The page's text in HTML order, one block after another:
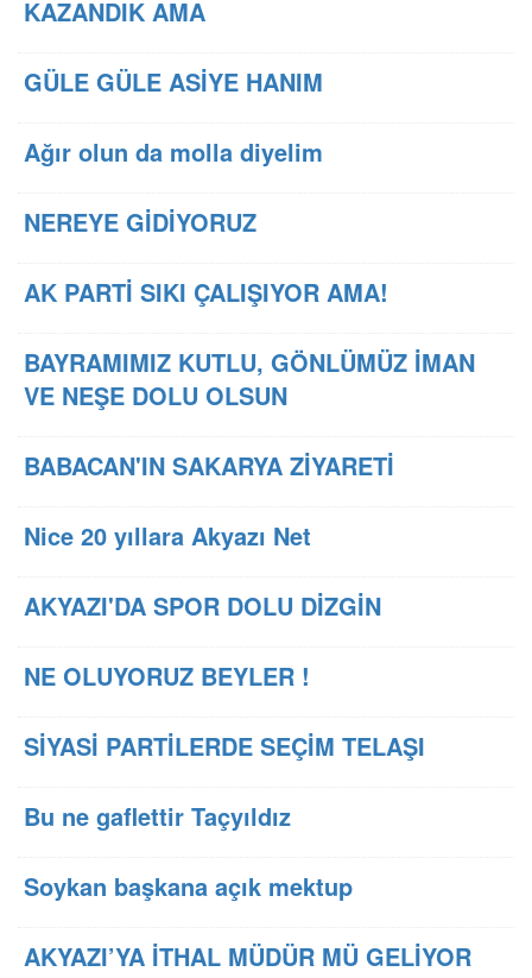
KAZANDIK AMA
GÜLE GÜLE ASİYE HANIM
Ağır olun da molla diyelim
NEREYE GİDİYORUZ
AK PARTİ SIKI ÇALIŞIYOR AMA!
BAYRAMIMIZ KUTLU, GÖNLÜMÜZ İMAN
VE NEŞE DOLU OLSUN
BABACAN'IN SAKARYA ZİYARETİ
Nice 20 yıllara Akyazı Net
AKYAZI'DA SPOR DOLU DİZGİN
NE OLUYORUZ BEYLER !
SİYASİ PARTİLERDE SEÇİM TELAŞI
Bu ne gaflettir Taçyıldız
Soykan başkana açık mektup
AKYAZI’YA İTHAL MÜDÜR MÜ GELİYOR